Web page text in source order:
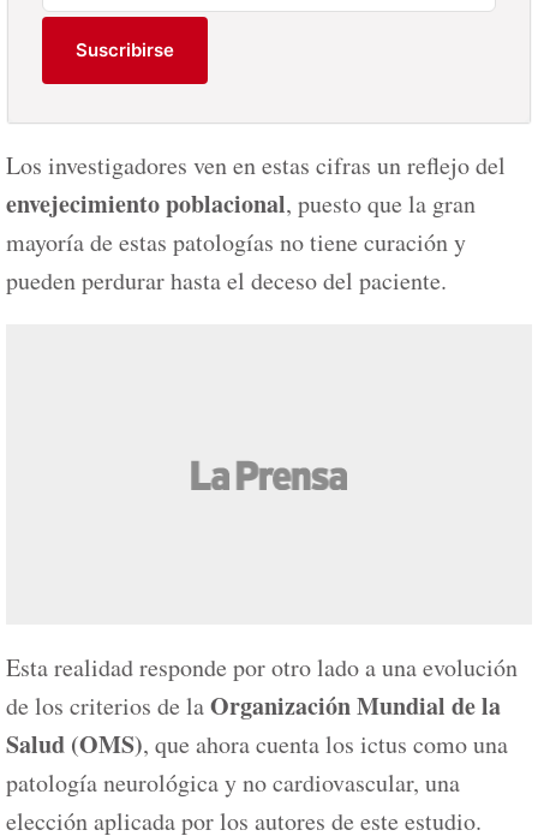
Suscribirse
Los investigadores ven en estas cifras un reflejo del
envejecimiento poblacional, puesto que la gran
mayoría de estas patologías no tiene curación y
pueden perdurar hasta el deceso del paciente.
Esta realidad responde por otro lado a una evolución
de los criterios de laOrganización Mundial de la
Salud (OMS), que ahora cuenta los ictus como una
patología neurológica y no cardiovascular, una
elección aplicada por los autores de este estudio.